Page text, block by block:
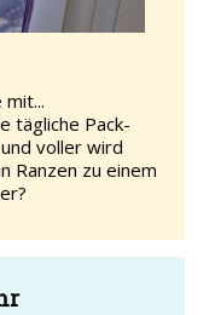
mit...
tägliche Pack-
voller wird
Ranzen zu einem